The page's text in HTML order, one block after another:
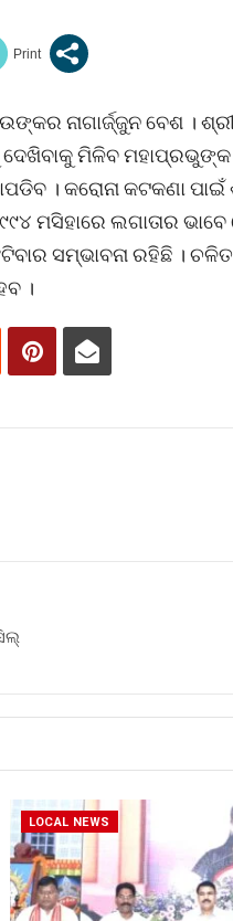
ନାଗାର୍ଜ୍ଜୁନ ବେଶ ।
ମିଳିବ ମହାପ୍ରଭୁଙ୍କ
। କରୋନା କଟକଣା
ମସିହାରେ ଲଗାତାର
ସମ୍ଭାବନା ରହିଛି ।
।
LOCAL NEWS